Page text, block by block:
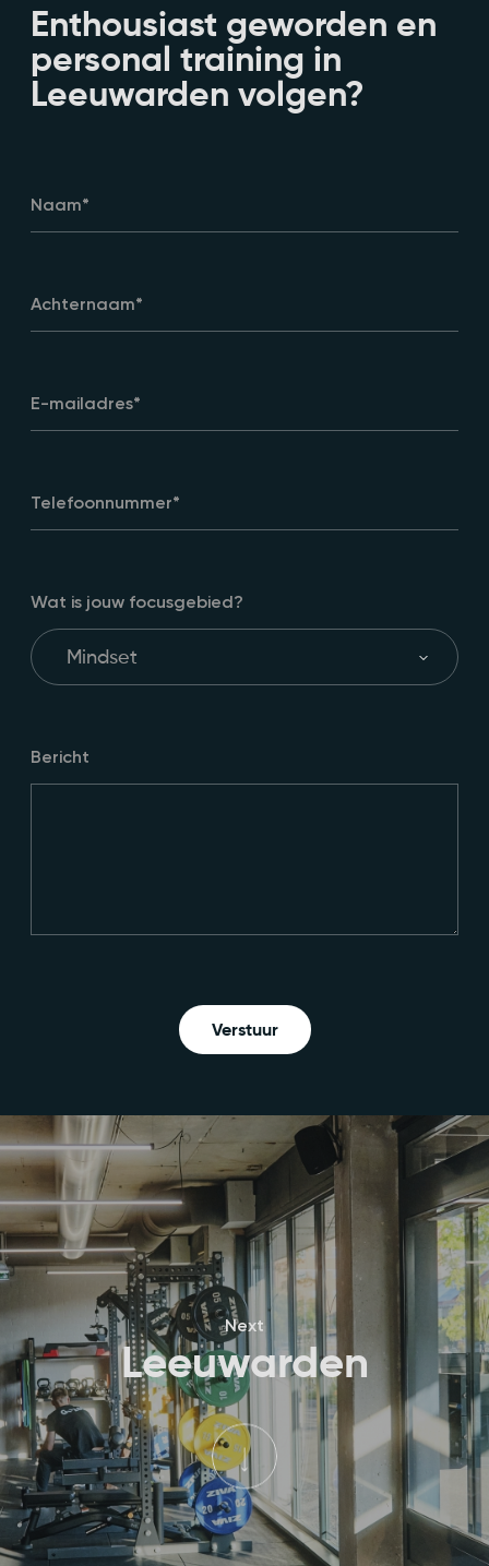
Enthousiast geworden en
personal training in
Leeuwarden volgen?
Naam*
Achternaam*
E-mailadres*
Telefoonnummer*
Wat is jouw focusgebied?
Bericht
Next
Leeuwarden